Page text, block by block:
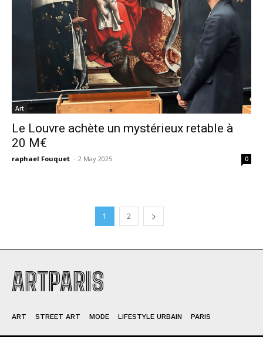
Art
Le Louvre achète un mystérieux retable à
20 M€
raphael Fouquet - 2 May 2025 0
1 2
ARTPARIS
ART STREET ART MODE LIFESTYLE URBAIN PARIS